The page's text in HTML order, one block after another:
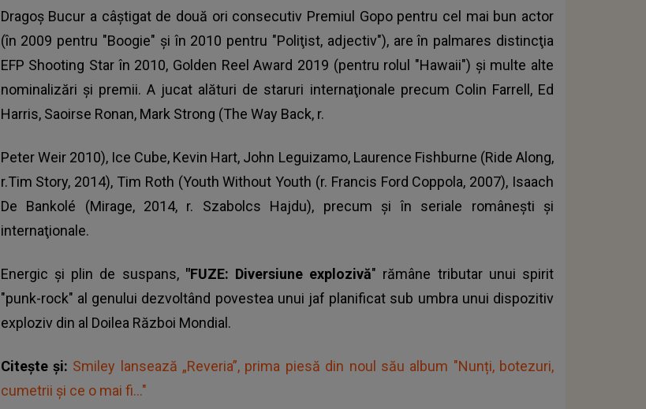
Dragoş Bucur a câştigat de două ori consecutiv Premiul Gopo pentru cel mai bun actor
(în 2009 pentru "Boogie" şi în 2010 pentru "Poliţist, adjectiv"), are în palmares distincţia
EFP Shooting Star în 2010, Golden Reel Award 2019 (pentru rolul "Hawaii") şi multe alte
nominalizări şi premii. A jucat alături de staruri internaţionale precum Colin Farrell, Ed
Harris, Saoirse Ronan, Mark Strong (The Way Back, r.
Peter Weir 2010), Ice Cube, Kevin Hart, John Leguizamo, Laurence Fishburne (Ride Along,
r.Tim Story, 2014), Tim Roth (Youth Without Youth (r. Francis Ford Coppola, 2007), Isaach
De Bankolé (Mirage, 2014, r. Szabolcs Hajdu), precum şi în seriale româneşti şi
internaţionale.
Energic şi plin de suspans, "FUZE: Diversiune explozivă" rămâne tributar unui spirit
"punk-rock" al genului dezvoltând povestea unui jaf planificat sub umbra unui dispozitiv
exploziv din al Doilea Război Mondial.
Citește și: Smiley lansează „Reveria”, prima piesă din noul său album "Nunți, botezuri,
cumetrii și ce o mai fi…"